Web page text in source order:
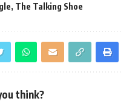
, The Talking Shoe
think?